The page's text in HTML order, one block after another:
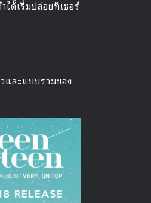
ด้้เริ่มปล่อยทีเซอร์
และแบบรวมของ